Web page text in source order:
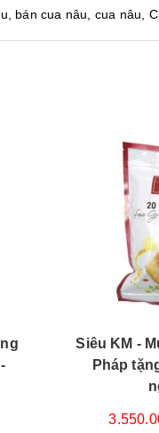
bán cua nâu, cua nâu,
Siêu KM -
Pháp